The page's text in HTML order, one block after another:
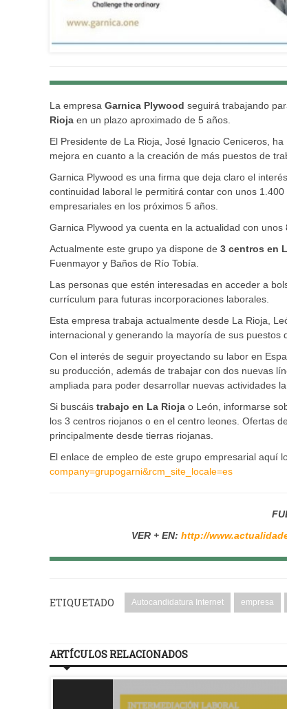
La empresa Garnica Plywood seguirá trabajando
Rioja en un plazo aproximado de 5 años.
El Presidente de La Rioja, José Ignacio Ceniceros,
mejora en cuanto a la creación de más puestos de
Garnica Plywood es una firma que deja claro el
continuidad laboral le permitirá contar con unos
empresariales en los próximos 5 años.
Garnica Plywood ya cuenta en la actualidad con
Actualmente este grupo ya dispone de 3 centros en
Fuenmayor y Baños de Río Tobía.
Las personas que estén interesadas en acceder a
currículum para futuras incorporaciones laborales.
Esta empresa trabaja actualmente desde La Rioja,
internacional y generando la mayoría de sus puestos
Con el interés de seguir proyectando su labor en
su producción, además de trabajar con dos nuevas
ampliada para poder desarrollar nuevas actividades
Si buscáis trabajo en La Rioja o León, informarse
los 3 centros riojanos o en el centro leones. Ofertas
principalmente desde tierras riojanas.
El enlace de empleo de este grupo empresarial aquí
company=grupogarni&rcm_site_locale=es
VER + EN: http://
ETIQUETADO Autocandidatura Internet empresa
ARTÍCULOS RELACIONADOS